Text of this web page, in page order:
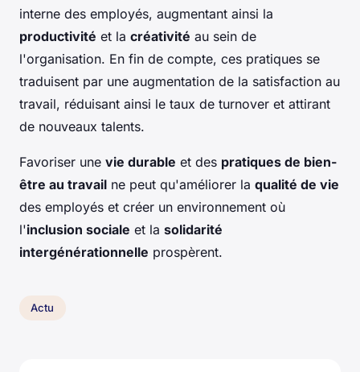
interne des employés, augmentant ainsi la
productivité et la créativité au sein de
l'organisation. En fin de compte, ces pratiques se
traduisent par une augmentation de la satisfaction au
travail, réduisant ainsi le taux de turnover et attirant
de nouveaux talents.
Favoriser une vie durable et des pratiques de bien-
être au travail ne peut qu'améliorer la qualité de vie
des employés et créer un environnement où
l'inclusion sociale et la solidarité
intergénérationnelle prospèrent.
Actu